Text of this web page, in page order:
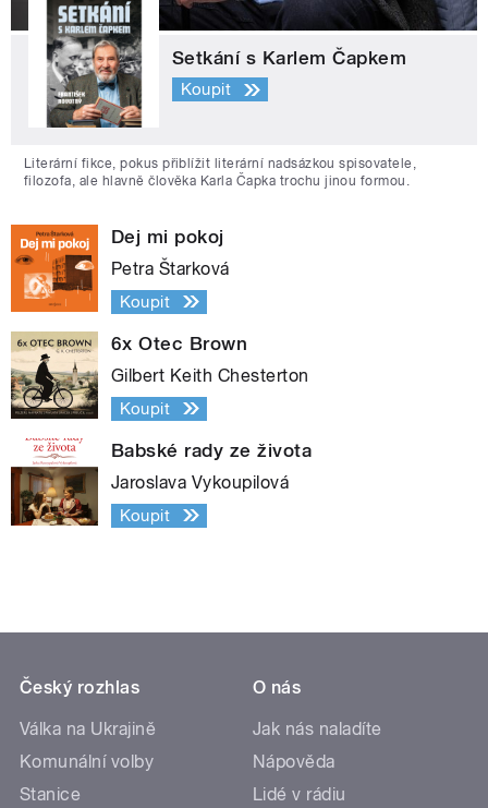
Setkání s Karlem Čapkem
Koupit
Literární fikce, pokus přiblížit literární nadsázkou spisovatele,
filozofa, ale hlavně člověka Karla Čapka trochu jinou formou.
Dej mi pokoj
Petra Štarková
Koupit
6x Otec Brown
Gilbert Keith Chesterton
Koupit
Babské rady ze života
Jaroslava Vykoupilová
Koupit
Český rozhlas
Válka na Ukrajině
Komunální volby
Stanice
O nás
Jak nás naladíte
Nápověda
Lidé v rádiu